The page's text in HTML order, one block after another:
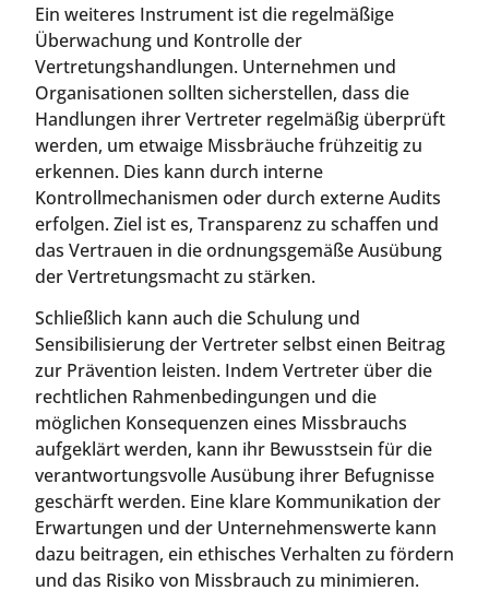
Ein weiteres Instrument ist die regelmäßige
Überwachung und Kontrolle der
Vertretungshandlungen. Unternehmen und
Organisationen sollten sicherstellen, dass die
Handlungen ihrer Vertreter regelmäßig überprüft
werden, um etwaige Missbräuche frühzeitig zu
erkennen. Dies kann durch interne
Kontrollmechanismen oder durch externe Audits
erfolgen. Ziel ist es, Transparenz zu schaffen und
das Vertrauen in die ordnungsgemäße Ausübung
der Vertretungsmacht zu stärken.
Schließlich kann auch die Schulung und
Sensibilisierung der Vertreter selbst einen Beitrag
zur Prävention leisten. Indem Vertreter über die
rechtlichen Rahmenbedingungen und die
möglichen Konsequenzen eines Missbrauchs
aufgeklärt werden, kann ihr Bewusstsein für die
verantwortungsvolle Ausübung ihrer Befugnisse
geschärft werden. Eine klare Kommunikation der
Erwartungen und der Unternehmenswerte kann
dazu beitragen, ein ethisches Verhalten zu fördern
und das Risiko von Missbrauch zu minimieren.